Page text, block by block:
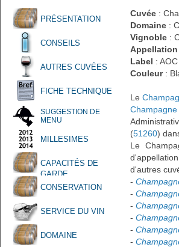
PRÉSENTATION
CONSEILS
AUTRES CUVÉES
FICHE TECHNIQUE
SUGGESTION DE
MENU
MILLESIMES
CAPACITÉS DE
GARDE
CONSERVATION
SERVICE DU VIN
DOMAINE
Cuvée :
Domaine :
Vignoble :
Appellation
Label : AOC
Couleur:
Le
(51260)
Le
d'appellation
d'autres
-
-
-
-
-
-